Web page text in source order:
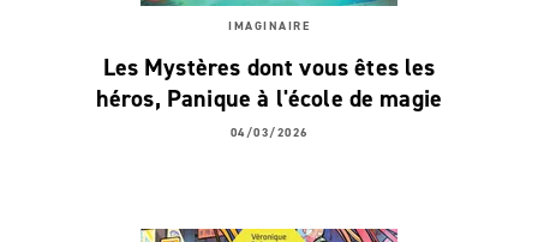
IMAGINAIRE
Les Mystères dont vous êtes les
héros, Panique à l'école de magie
04/03/2026